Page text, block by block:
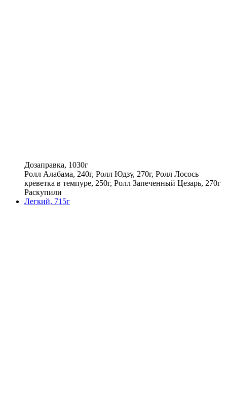
Дозаправка, 1030г
Ролл Алабама, 240г, Ролл Юдзу, 270г, Ролл Лосось
креветка в темпуре, 250г, Ролл Запеченный Цезарь, 270г
Раскупили
Легкий, 715г